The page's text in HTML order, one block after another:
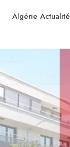
Algérie Actualité